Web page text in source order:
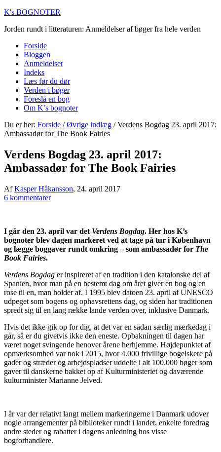
K's BOGNOTER
Jorden rundt i litteraturen: Anmeldelser af bøger fra hele verden
Forside
Bloggen
Anmeldelser
Indeks
Læs før du dør
Verden i bøger
Foreslå en bog
Om K’s bognoter
Du er her: Forside / Øvrige indlæg /Verdens Bogdag 23. april 2017:
Ambassadør for The Book Fairies
Verdens Bogdag 23. april 2017:
Ambassadør for The Book Fairies
AfKasper Håkansson, 24. april 2017
6 kommentarer
I går den 23. april var det Verdens Bogdag. Her hos K’s
bognoter blev dagen markeret ved at tage på tur i København
og lægge boggaver rundt omkring – som ambassadør for The
Book Fairies.
Verdens Bogdag er inspireret af en tradition i den katalonske del af
Spanien, hvor man på en bestemt dag om året giver en bog og en
rose til en, man holder af. I 1995 blev datoen 23. april af UNESCO
udpeget som bogens og ophavsrettens dag, og siden har traditionen
spredt sig til en lang række lande verden over, inklusive Danmark.
Hvis det ikke gik op for dig, at det var en sådan særlig mærkedag i
går, så er du givetvis ikke den eneste. Opbakningen til dagen har
været noget svingende henover årene herhjemme. Højdepunktet af
opmærksomhed var nok i 2015, hvor 4.000 frivillige bogelskere på
gader og stræder og arbejdspladser uddelte i alt 100.000 bøger som
gaver til danskerne bakket op af Kulturministeriet og daværende
kulturminister Marianne Jelved.
I år var der relativt langt mellem markeringerne i Danmark udover
nogle arrangementer på biblioteker rundt i landet, enkelte foredrag
andre steder og rabatter i dagens anledning hos visse
bogforhandlere.